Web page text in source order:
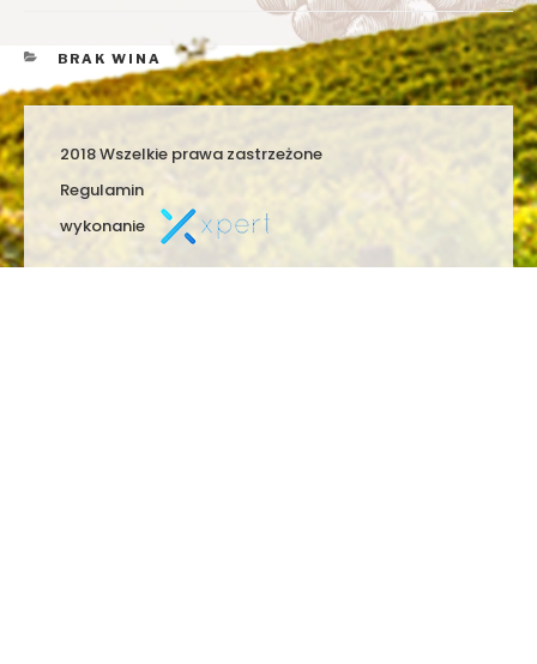
KATEGORIE
BRAK WINA
2018 Wszelkie prawa zastrzeżone
Regulamin
wykonanie